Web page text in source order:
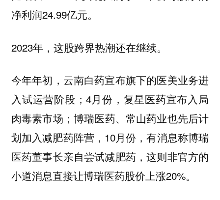
净利润24.99亿元。
2023年，这股跨界热潮还在继续。
今年年初，云南白药宣布旗下的医美业务进
入试运营阶段；4月份，复星医药宣布入局
肉毒素市场；博瑞医药、常山药业也先后计
划加入减肥药阵营，10月份，有消息称博瑞
医药董事长亲自尝试减肥药，这则非官方的
小道消息直接让博瑞医药股价上涨20%。